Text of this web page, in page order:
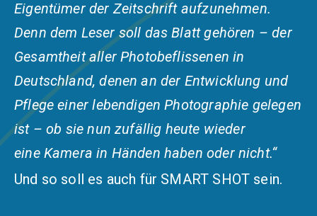
Eigentümer der Zeitschrift aufzunehmen.
Denn dem Leser soll das Blatt gehören – der
Gesamtheit aller Photobeflissenen in
Deutschland, denen an der Entwicklung und
Pflege einer lebendigen Photographie gelegen
ist – ob sie nun zufällig heute wieder
eine Kamera in Händen haben oder nicht.“
Und so soll es auch für SMART SHOT sein.